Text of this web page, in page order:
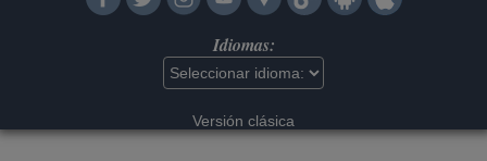
Idiomas:
Versión clásica